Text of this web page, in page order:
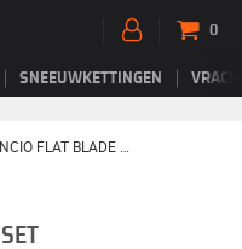
SNEEUWKETTINGEN
0